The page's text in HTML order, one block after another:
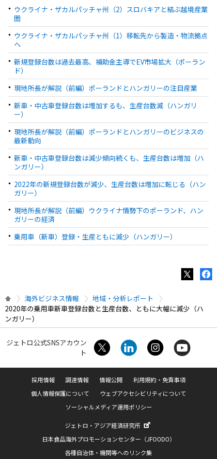
ウクライナ・ザカルパッチャ州（2）スロバキアと結ぶ越境産業
圏
ウクライナ・ザカルパッチャ州（1）移転先から製造・物流拠点
へ
新規登録台数は過去最高、補助金主導でEV市場拡大（ポーラン
ド）
現地所長が解説（前編）ポーランドとハンガリーの注目産業
新車・中古車登録台数は増加するも、生産台数減（ハンガリ
ー）
現地所長が解説（前編）ポーランドとハンガリーのビジネスの
最新動向
新車・中古車登録台数は減少傾向続くも、生産台数は増加（ハ
ンガリー）
2022年の新規登録台数が減少、生産台数は増加に転じる（ハン
ガリー）
現地所長が解説（前編）ウクライナ情勢下のポーランド、ハン
ガリーの経済
乗用車（新車）登録・生産ともに減少（ハンガリー）
海外ビジネス情報
地域・分析レポート
2020年の乗用車新車登録台数と生産台数、ともに大幅に減少（ハ
ンガリー）
ジェトロ公式SNSアカウン
ト
採用情報 調達情報 情報公開
利用規約・免責事項
個人情報保護について
ウェブアクセシビリティについて
ソーシャルメディア運用ポリシー
ジェトロ・アジア経済研究所
日本食品海外プロモーションセンター（JFOODO）
各種自治体・機関等へのリンク集